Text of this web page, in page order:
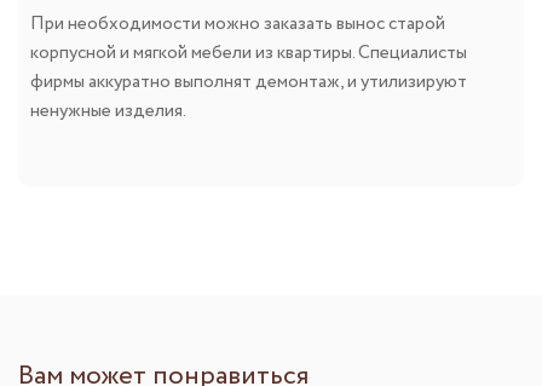
При необходимости можно заказать вынос старой
корпусной и мягкой мебели из квартиры. Специалисты
фирмы аккуратно выполнят демонтаж, и утилизируют
ненужные изделия.
Вам может понравиться